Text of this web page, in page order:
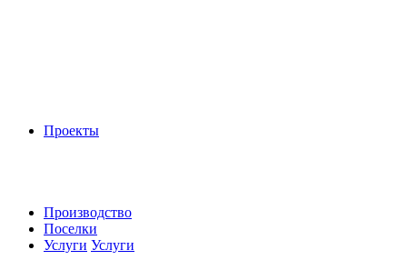
Проекты
Производство
Поселки
Услуги Услуги